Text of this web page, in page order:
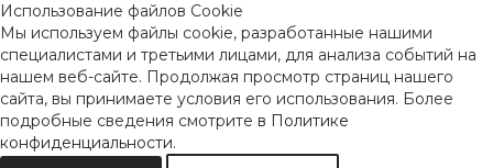
Использование файлов Cookie
Мы используем файлы cookie, разработанные нашими
специалистами и третьими лицами, для анализа событий на
нашем веб-сайте. Продолжая просмотр страниц нашего
сайта, вы принимаете условия его использования. Более
подробные сведения смотрите в Политике
конфиденциальности.